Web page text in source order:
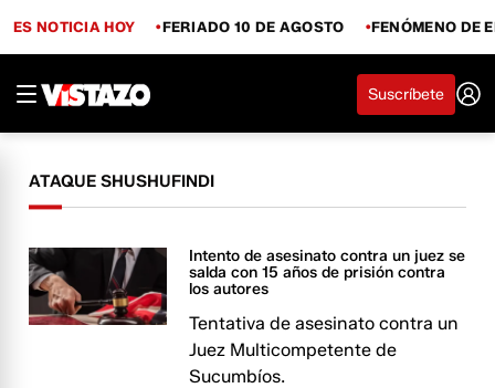
ES NOTICIA HOY FERIADO 10 DE AGOSTO FENÓMENO DE
Suscríbete
ATAQUE SHUSHUFINDI
Intento de asesinato contra un juez se
salda con 15 años de prisión contra
los autores
Tentativa de asesinato contra un
Juez Multicompetente de
Sucumbíos.